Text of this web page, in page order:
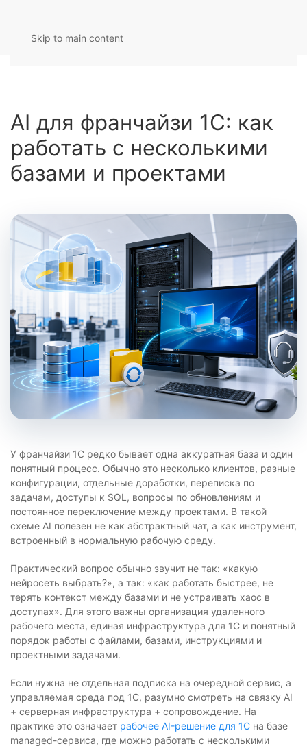
Skip to main content
AI для франчайзи 1С: как
работать с несколькими
базами и проектами
У франчайзи 1С редко бывает одна аккуратная база и один
понятный процесс. Обычно это несколько клиентов, разные
конфигурации, отдельные доработки, переписка по
задачам, доступы к SQL, вопросы по обновлениям и
постоянное переключение между проектами. В такой
схеме AI полезен не как абстрактный чат, а как инструмент,
встроенный в нормальную рабочую среду.
Практический вопрос обычно звучит не так: «какую
нейросеть выбрать?», а так: «как работать быстрее, не
терять контекст между базами и не устраивать хаос в
доступах». Для этого важны организация удаленного
рабочего места, единая инфраструктура для 1С и понятный
порядок работы с файлами, базами, инструкциями и
проектными задачами.
Если нужна не отдельная подписка на очередной сервис, а
управляемая среда под 1С, разумно смотреть на связку AI
+ серверная инфраструктура + сопровождение. На
практике это означает рабочее AI-решение для 1С на базе
managed-сервиса, где можно работать с несколькими